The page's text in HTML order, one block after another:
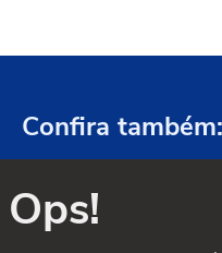
Confira também:
Ops!